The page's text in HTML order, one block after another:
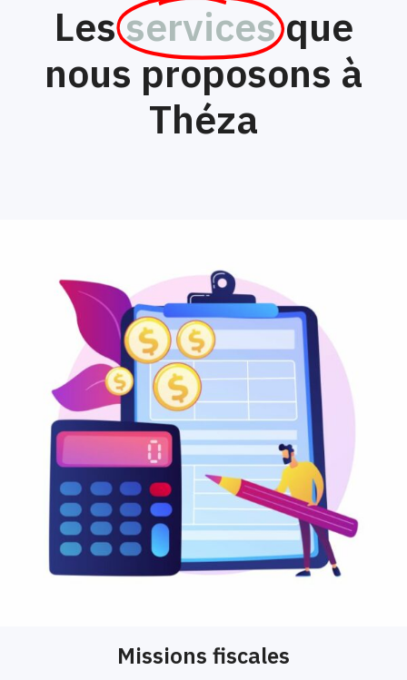
Lesservices que
nous proposons à
Théza
Missions fiscales